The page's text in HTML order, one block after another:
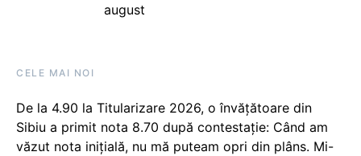
august
CELE MAI NOI
De la 4.90 la Titularizare 2026, o învățătoare din
Sibiu a primit nota 8.70 după contestație: Când am
văzut nota inițială, nu mă puteam opri din plâns. Mi-